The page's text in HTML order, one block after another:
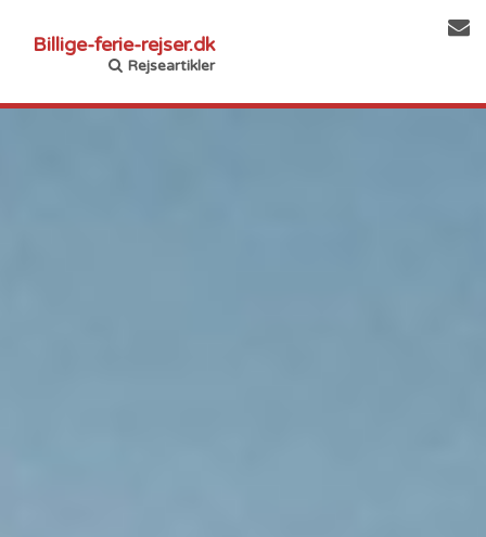
Billige-ferie-rejser.dk
Rejseartikler